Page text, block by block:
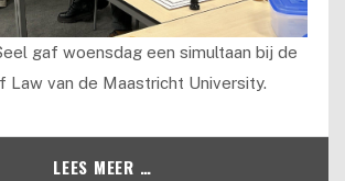
gaf woensdag een simultaan bij de
Law van de Maastricht University.
LEES MEER …